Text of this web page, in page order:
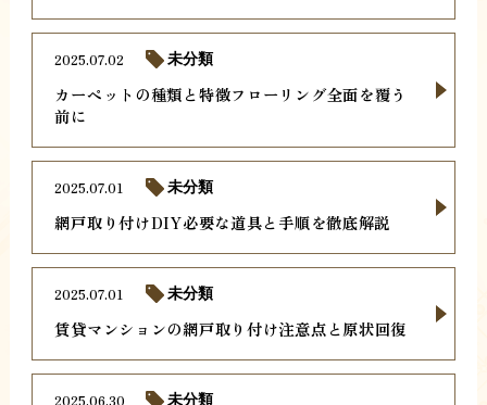
カーペットの種類と特徴フローリング全面を覆う
前に
2025.07.02 未分類
網戸取り付けDIY必要な道具と手順を徹底解説
2025.07.01 未分類
賃貸マンションの網戸取り付け注意点と原状回復
2025.07.01 未分類
2025.06.30 未分類